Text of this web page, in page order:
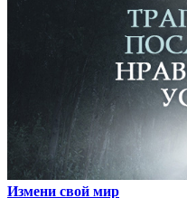
Измени свой мир